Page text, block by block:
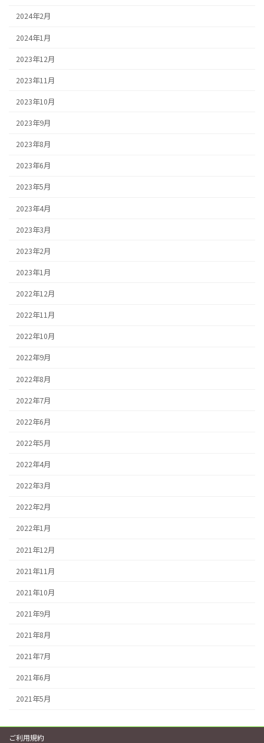
2024年2月
2024年1月
2023年12月
2023年11月
2023年10月
2023年9月
2023年8月
2023年6月
2023年5月
2023年4月
2023年3月
2023年2月
2023年1月
2022年12月
2022年11月
2022年10月
2022年9月
2022年8月
2022年7月
2022年6月
2022年5月
2022年4月
2022年3月
2022年2月
2022年1月
2021年12月
2021年11月
2021年10月
2021年9月
2021年8月
2021年7月
2021年6月
2021年5月
ご利用規約